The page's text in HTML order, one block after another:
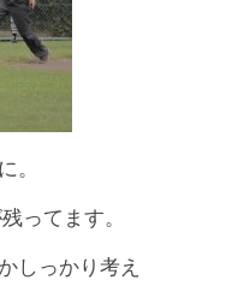
。
ってます。
しっかり考え